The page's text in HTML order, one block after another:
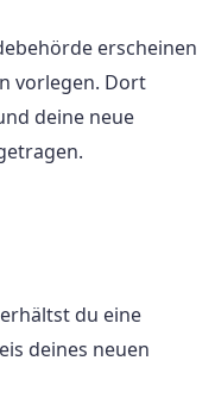
erscheinen
vorlegen. Dort
deine neue
du eine
deines neuen